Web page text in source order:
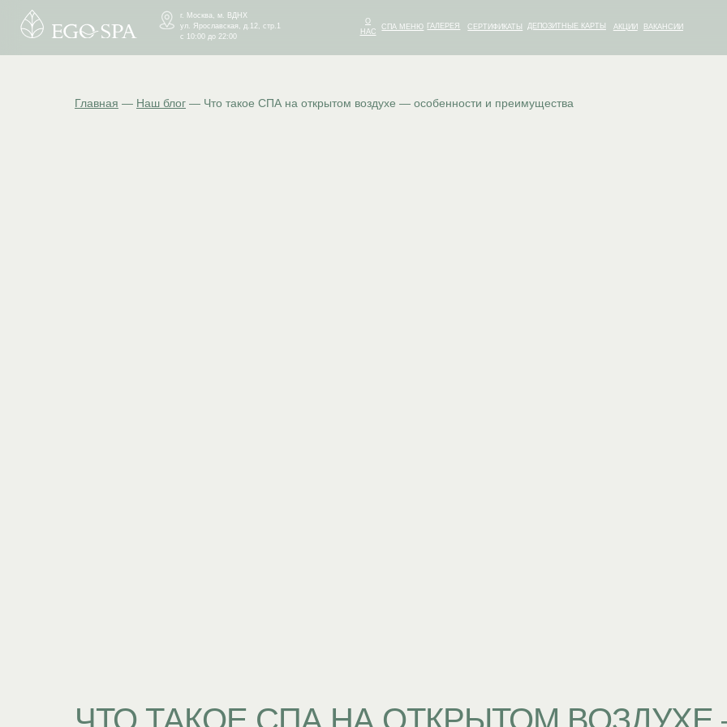
г. Москва, м. ВДНХ
ул. Ярославская, д.12, стр.1
с 10:00 до 22:00
СПА МЕНЮ ГАЛЕРЕЯ СЕРТИФИКАТЫ ДЕПОЗИТНЫЕ КАРТЫ АКЦИИ ВАКАНСИИ
СПА МЕНЮ ГАЛЕРЕЯ СЕРТИФИКАТЫ ДЕПОЗИТНЫЕ КАРТЫ АКЦИИ ВАКАНСИИ
Главная — Наш блог — Что такое СПА на открытом воздухе — особенности и преимущества
ЧТО ТАКОЕ СПА НА ОТКРЫТОМ